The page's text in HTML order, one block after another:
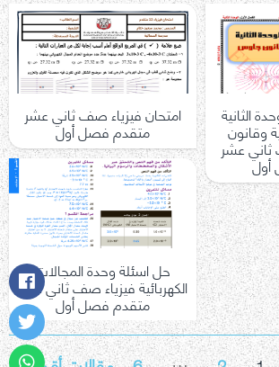
الثانية
وقانون
عشر
امتحان فيزياء صف ثاني عشر
متقدم فصل أول
حل اسئلة وحدة المجالات
الكهربائية فيزياء صف ثاني عشر
متقدم فصل أول
…